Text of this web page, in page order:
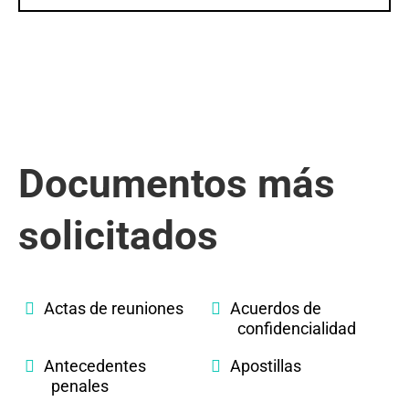
Documentos más
solicitados
Actas de reuniones
Acuerdos de
confidencialidad
Antecedentes
penales
Apostillas